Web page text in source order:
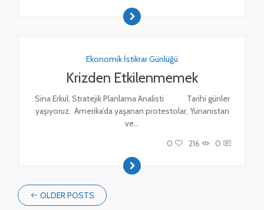
Ekonomik İstikrar Günlüğü
Krizden Etkilenmemek
Sina Erkul, Stratejik Planlama Analisti Tarihi günler
yaşıyoruz. Amerika’da yaşanan protestolar, Yunanistan
ve...
0
216 0
OLDER POSTS